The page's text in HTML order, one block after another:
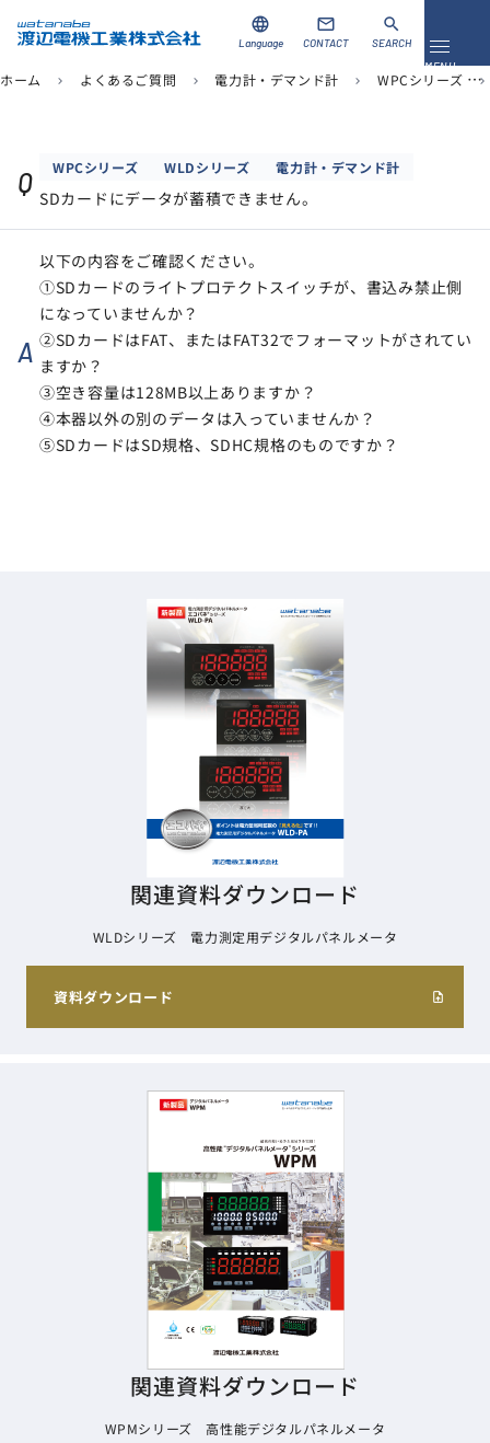
メニュ
MENU
製品を探す
ソリューション
導入事例
サポート
当社について
企業情報
よくあるご質問 採用情報
language
Language
mail
CONTACT
search
SEARCH
ホーム chevron_right よくあるご質問 chevron_right 電力計・デマンド計 chevron_right WPCシリーズ chevron_right
Q WPCシリーズ WLDシリーズ 電力計・デマンド計
SDカードにデータが蓄積できません。
A
以下の内容をご確認ください。
①SDカードのライトプロテクトスイッチが、書込み禁止側
になっていませんか？
②SDカードはFAT、またはFAT32でフォーマットがされてい
ますか？
③空き容量は128MB以上ありますか？
④本器以外の別のデータは入っていませんか？
⑤SDカードはSD規格、SDHC規格のものですか？
関連資料ダウンロード
WLDシリーズ 電力測定用デジタルパネルメータ
資料ダウンロード
関連資料ダウンロード
WPMシリーズ 高性能デジタルパネルメータ